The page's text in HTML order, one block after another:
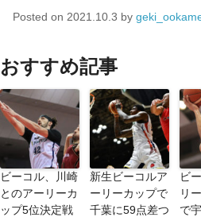
Posted on 2021.10.3 by
おすすめ記事
ビーコル、川崎
とのアーリーカ
ップ5位決定戦
新生ビーコルア
ーリーカップで
千葉に59点差つ
ビ
リ
で